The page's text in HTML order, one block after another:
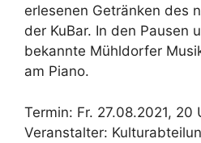
erlesenen Getränken des
der KuBar. In den Pausen
bekannte Mühldorfer
am Piano.
Termin: Fr. 27.08.2021, 20
Veranstalter: